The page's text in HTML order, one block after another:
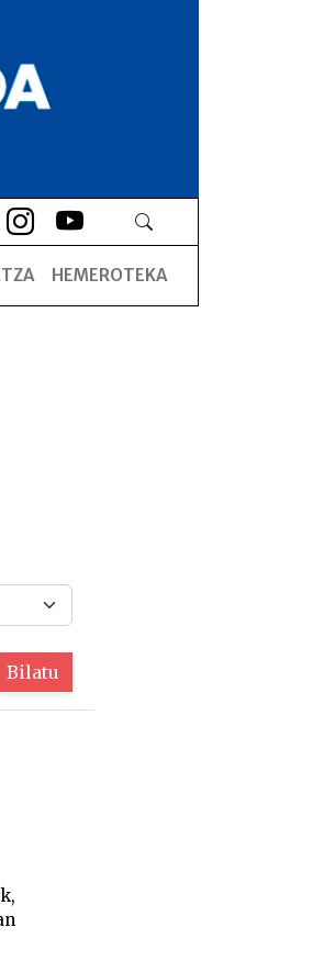
irekiko da
berrian irekiko da
Lehio berrian irekiko da
Lehio berrian irekiko da
HEMEROTEKA
Bilatu